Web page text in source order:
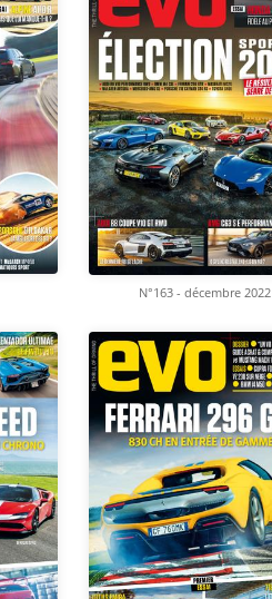
N°163 - décembre 2022